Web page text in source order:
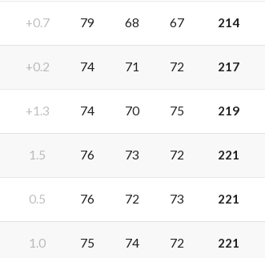
+0.7 79 68 67 214
+0.2 74 71 72 217
+1.3 74 70 75 219
1.5 76 73 72 221
0.5 76 72 73 221
1.0 75 74 72 221